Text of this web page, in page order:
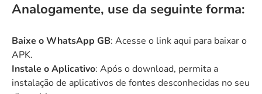
Analogamente, use da seguinte forma:
Baixe o WhatsApp GB: Acesse o link aqui para baixar o
APK.
Instale o Aplicativo: Após o download, permita a
instalação de aplicativos de fontes desconhecidas no seu